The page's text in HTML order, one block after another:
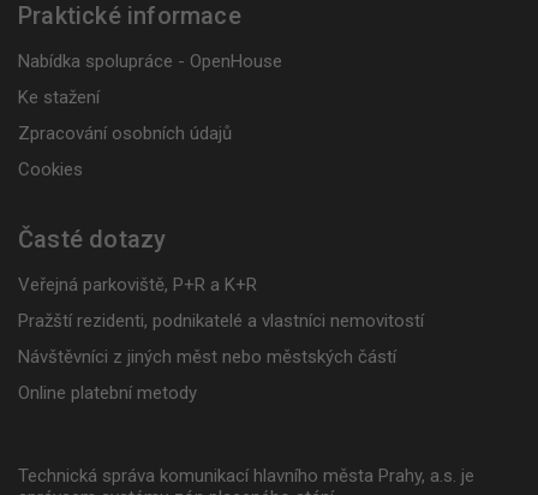
Praktické informace
Nabídka spolupráce - OpenHouse
Ke stažení
Zpracování osobních údajů
Cookies
Časté dotazy
Veřejná parkoviště, P+R a K+R
Pražští rezidenti, podnikatelé a vlastníci nemovitostí
Návštěvníci z jiných měst nebo městských částí
Online platební metody
Technická správa komunikací hlavního města Prahy, a.s. je